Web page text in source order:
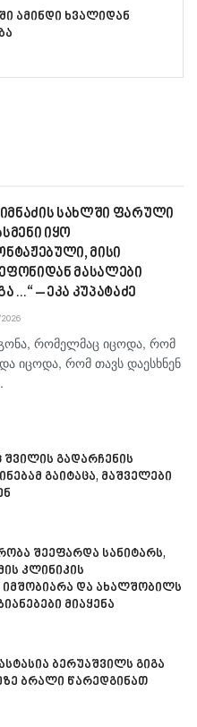
ამინდი ხვალიდან
იმნაძის სახლში ფარული
იყო
მისი
მასალები
– ეკა კუპატაძე
რომელმაც იცოდა, რომ
იცოდა, რომ თავს დაესხნენ
გადარჩენის
გაიტაცა, მაშველები
შეეფარდა სანიტარს,
კლინიკის
და ახალშობილს
მიაყენა
ბერუაშვილს გიგა
ბრალი წარედგინათ